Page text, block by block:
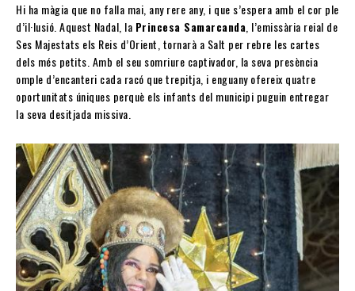
Hi ha màgia que no falla mai, any rere any, i que s’espera amb el cor ple
d’il·lusió. Aquest Nadal, la Princesa Samarcanda, l’emissària reial de
Ses Majestats els Reis d’Orient, tornarà a Salt per rebre les cartes
dels més petits. Amb el seu somriure captivador, la seva presència
omple d’encanteri cada racó que trepitja, i enguany ofereix quatre
oportunitats úniques perquè els infants del municipi puguin entregar
la seva desitjada missiva.